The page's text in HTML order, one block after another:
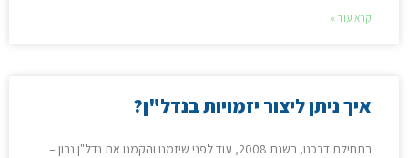
קרא עוד »
איך ניתן ליצור יזמויות בנדל"ן?
בתחילת דרכנו, בשנת 2008, עוד לפני שיזמנו והקמנו את נדל"ן נבון –